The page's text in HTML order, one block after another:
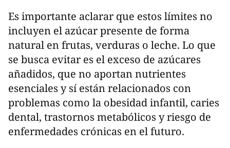
Es importante aclarar que estos límites no
incluyen el azúcar presente de forma
natural en frutas, verduras o leche. Lo que
se busca evitar es el exceso de azúcares
añadidos, que no aportan nutrientes
esenciales y sí están relacionados con
problemas como la obesidad infantil, caries
dental, trastornos metabólicos y riesgo de
enfermedades crónicas en el futuro.